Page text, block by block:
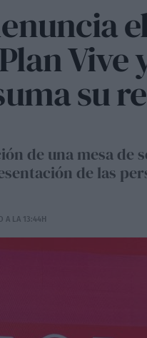
Vive
su
de una mesa
de las
A LA 13:44H